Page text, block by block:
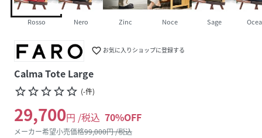
Rosso Nero Zinc Noce Sage
favorite_border お気に入りショップに登録する
Calma Tote Large
star_borderstar_borderstar_borderstar_borderstar_border (-件)
29,700円 /税込 70%OFF
メーカー希望小売価格99,000円 /税込